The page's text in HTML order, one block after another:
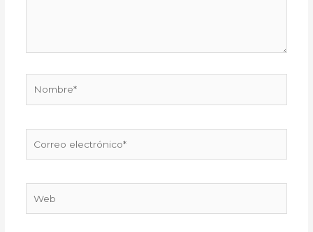
electrónico*